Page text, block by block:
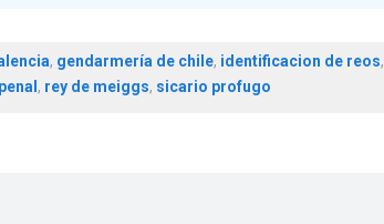
, gendarmería de chile, identificacion de reos,
, rey de meiggs, sicario profugo